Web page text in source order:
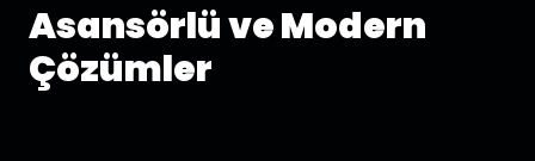
Asansörlü ve Modern
Çözümler